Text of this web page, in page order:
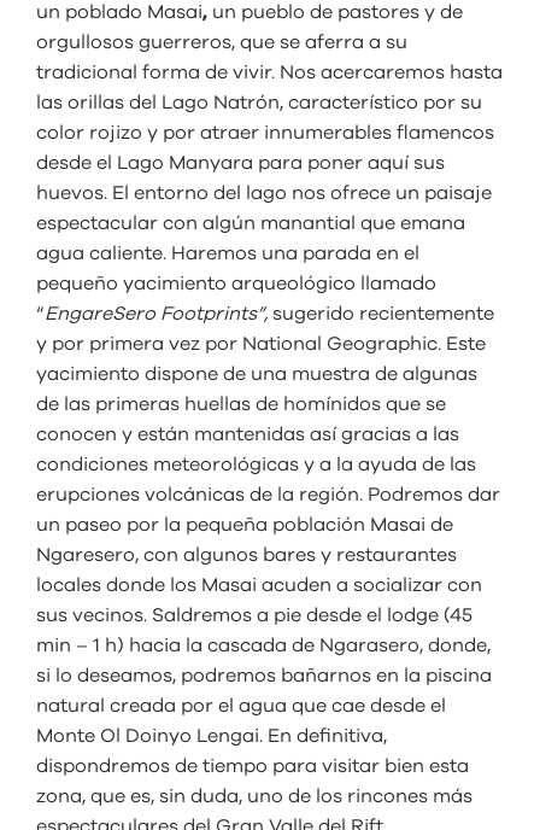
un poblado Masai, un pueblo de pastores y de
orgullosos guerreros, que se aferra a su
tradicional forma de vivir. Nos acercaremos hasta
las orillas del Lago Natrón, característico por su
color rojizo y por atraer innumerables flamencos
desde el Lago Manyara para poner aquí sus
huevos. El entorno del lago nos ofrece un paisaje
espectacular con algún manantial que emana
agua caliente. Haremos una parada en el
pequeño yacimiento arqueológico llamado
“EngareSero Footprints”, sugerido recientemente
y por primera vez por National Geographic. Este
yacimiento dispone de una muestra de algunas
de las primeras huellas de homínidos que se
conocen y están mantenidas así gracias a las
condiciones meteorológicas y a la ayuda de las
erupciones volcánicas de la región. Podremos dar
un paseo por la pequeña población Masai de
Ngaresero, con algunos bares y restaurantes
locales donde los Masai acuden a socializar con
sus vecinos. Saldremos a pie desde el lodge (45
min – 1 h) hacia la cascada de Ngarasero, donde,
si lo deseamos, podremos bañarnos en la piscina
natural creada por el agua que cae desde el
Monte Ol Doinyo Lengai. En definitiva,
dispondremos de tiempo para visitar bien esta
zona, que es, sin duda, uno de los rincones más